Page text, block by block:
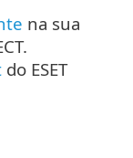
na sua
do ESET